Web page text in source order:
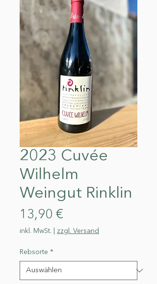
2023 Cuvée
Wilhelm
Weingut Rinklin
13,90 €
inkl. MwSt. zzgl. Versand
Rebsorte *